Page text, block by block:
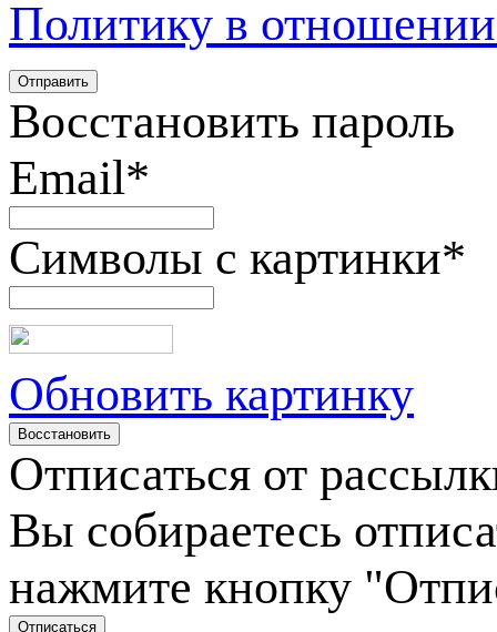
Политику в
Восстановить пароль
Email*
Символы с картинки*
Обновить картинку
Отписаться от
Вы собираетесь
нажмите кнопку